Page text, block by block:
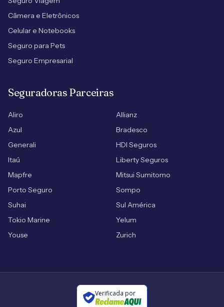
Câmera e Eletrônicos
Celular e Notebooks
Seguro para Pets
Seguro Empresarial
Seguradoras Parceiras
Aliro
Allianz
Azul
Bradesco
Generali
HDI Seguros
Itaú
Liberty Seguros
Mapfre
Mitsui Sumitomo
Porto Seguro
Sompo
Suhai
Sul América
Tokio Marine
Yelum
Youse
Zurich
Verificada por